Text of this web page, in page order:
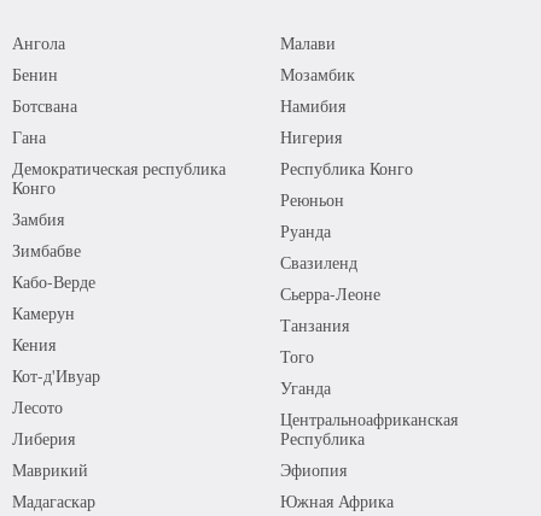
Ангола
Бенин
Ботсвана
Гана
Демократическая республика
Конго
Замбия
Зимбабве
Кабо-Верде
Камерун
Кения
Кот-д'Ивуар
Лесото
Либерия
Маврикий
Мадагаскар
Малави
Мозамбик
Намибия
Нигерия
Республика Конго
Реюньон
Руанда
Свазиленд
Сьерра-Леоне
Танзания
Того
Уганда
Центральноафриканская
Республика
Эфиопия
Южная Африка